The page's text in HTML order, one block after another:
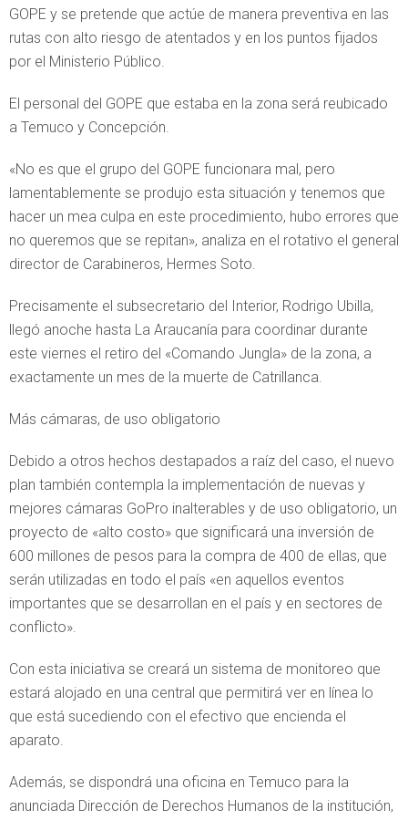
GOPE y se pretende que actúe de manera preventiva en las
rutas con alto riesgo de atentados y en los puntos fijados
por el Ministerio Público.
El personal del GOPE que estaba en la zona será reubicado
a Temuco y Concepción.
«No es que el grupo del GOPE funcionara mal, pero
lamentablemente se produjo esta situación y tenemos que
hacer un mea culpa en este procedimiento, hubo errores que
no queremos que se repitan», analiza en el rotativo el general
director de Carabineros, Hermes Soto.
Precisamente el subsecretario del Interior, Rodrigo Ubilla,
llegó anoche hasta La Araucanía para coordinar durante
este viernes el retiro del «Comando Jungla» de la zona, a
exactamente un mes de la muerte de Catrillanca.
Más cámaras, de uso obligatorio
Debido a otros hechos destapados a raíz del caso, el nuevo
plan también contempla la implementación de nuevas y
mejores cámaras GoPro inalterables y de uso obligatorio, un
proyecto de «alto costo» que significará una inversión de
600 millones de pesos para la compra de 400 de ellas, que
serán utilizadas en todo el país «en aquellos eventos
importantes que se desarrollan en el país y en sectores de
conflicto».
Con esta iniciativa se creará un sistema de monitoreo que
estará alojado en una central que permitirá ver en línea lo
que está sucediendo con el efectivo que encienda el
aparato.
Además, se dispondrá una oficina en Temuco para la
anunciada Dirección de Derechos Humanos de la institución,